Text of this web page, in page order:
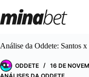
para
o
Análise da Oddete: Santos
ODDETE
16 DE